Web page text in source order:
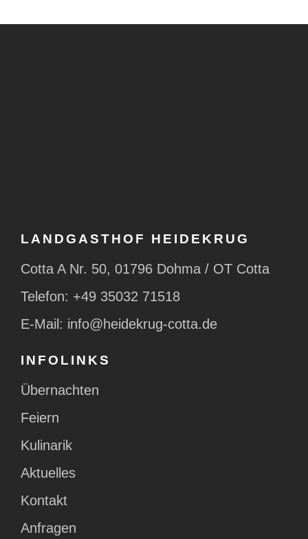
LANDGASTHOF HEIDEKRUG
Cotta A Nr. 50, 01796 Dohma / OT Cotta
Telefon: +49 35032 71518
E-Mail: info@heidekrug-cotta.de
INFOLINKS
Übernachten
Feiern
Kulinarik
Aktuelles
Kontakt
Anfragen